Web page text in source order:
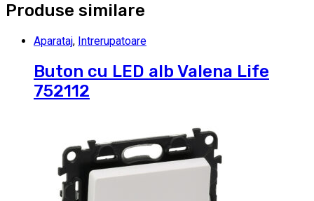
Produse similare
Aparataj, Intrerupatoare
Buton cu LED alb Valena Life
752112